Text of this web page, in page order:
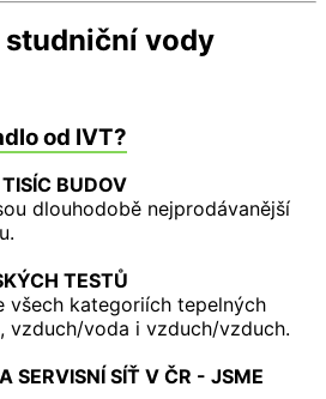
vody
od IVT?
BUDOV
dlouhodobě nejprodávanější
TESTŮ
všech kategoriích tepelných
vzduch/voda i vzduch/vzduch.
SERVISNÍ SÍŤ V ČR - JSME